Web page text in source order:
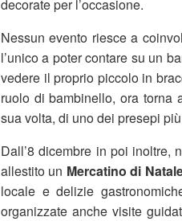
decorate per l’occasione.
Nessun evento riesce a
l’unico a poter contare su un
vedere il proprio piccolo in
ruolo di bambinello, ora torna
sua volta, di uno dei presepi
Dall’8 dicembre in poi inoltre,
allestito un Mercatino di
locale e delizie
organizzate anche visite